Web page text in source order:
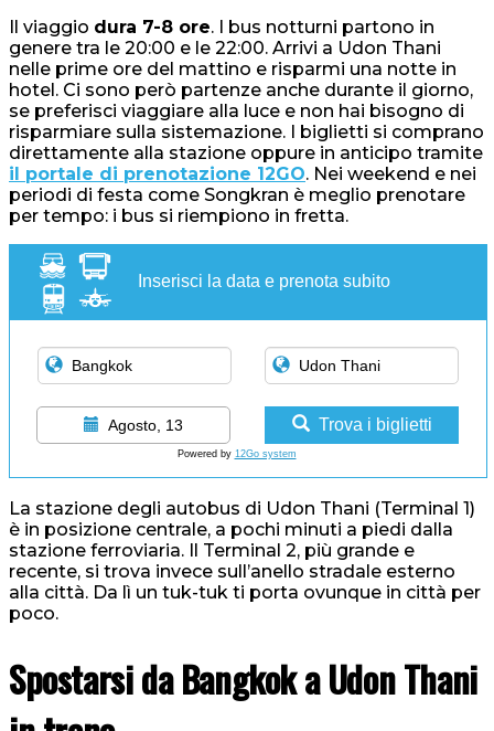
Il viaggio dura 7-8 ore. I bus notturni partono in
genere tra le 20:00 e le 22:00. Arrivi a Udon Thani
nelle prime ore del mattino e risparmi una notte in
hotel. Ci sono però partenze anche durante il giorno,
se preferisci viaggiare alla luce e non hai bisogno di
risparmiare sulla sistemazione. I biglietti si comprano
direttamente alla stazione oppure in anticipo tramite
il portale di prenotazione 12GO. Nei weekend e nei
periodi di festa come Songkran è meglio prenotare
per tempo: i bus si riempiono in fretta.
Inserisci la data e prenota subito
Agosto, 13 Trova i biglietti
Powered by 12Go system
La stazione degli autobus di Udon Thani (Terminal 1)
è in posizione centrale, a pochi minuti a piedi dalla
stazione ferroviaria. Il Terminal 2, più grande e
recente, si trova invece sull’anello stradale esterno
alla città. Da lì un tuk-tuk ti porta ovunque in città per
poco.
Spostarsi da Bangkok a Udon Thani